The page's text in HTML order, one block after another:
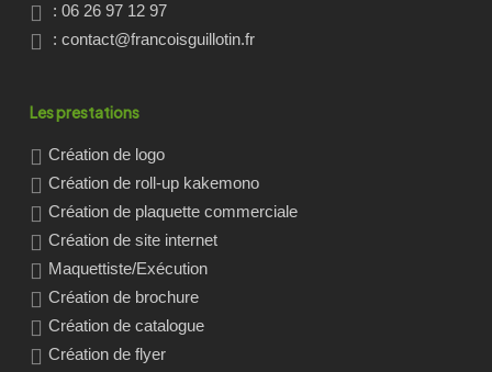
: 06 26 97 12 97
:contact@francoisguillotin.fr
Les prestations
Création de logo
Création de roll-up kakemono
Création de plaquette commerciale
Création de site internet
Maquettiste/Exécution
Création de brochure
Création de catalogue
Création de flyer